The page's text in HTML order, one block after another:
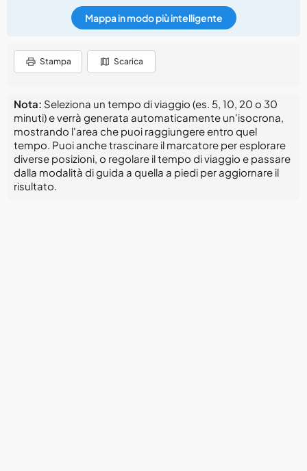
Mappa in modo più intelligente
Stampa Scarica
Nota: Seleziona un tempo di viaggio (es. 5, 10, 20 o 30
minuti) e verrà generata automaticamente un'isocrona,
mostrando l'area che puoi raggiungere entro quel
tempo. Puoi anche trascinare il marcatore per esplorare
diverse posizioni, o regolare il tempo di viaggio e passare
dalla modalità di guida a quella a piedi per aggiornare il
risultato.